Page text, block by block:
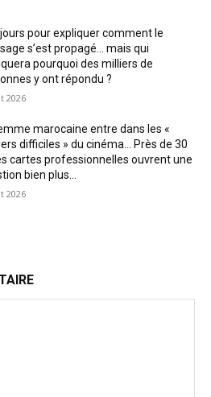
pour expliquer comment le
s’est propagé… mais qui
pourquoi des milliers de
y ont répondu ?
2026
marocaine entre dans les «
difficiles » du cinéma… Près de 30
cartes professionnelles ouvrent une
bien plus...
2026